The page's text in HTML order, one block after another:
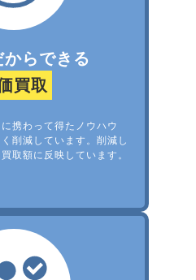
らできる
買取
携わって得たノウハウ
削減しています。削減し
取額に反映しています。